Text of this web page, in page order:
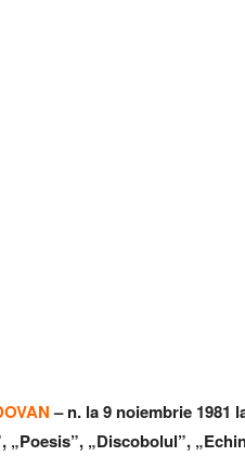
– n. la 9 noiembrie 1981
„Poesis”, „Discobolul”,